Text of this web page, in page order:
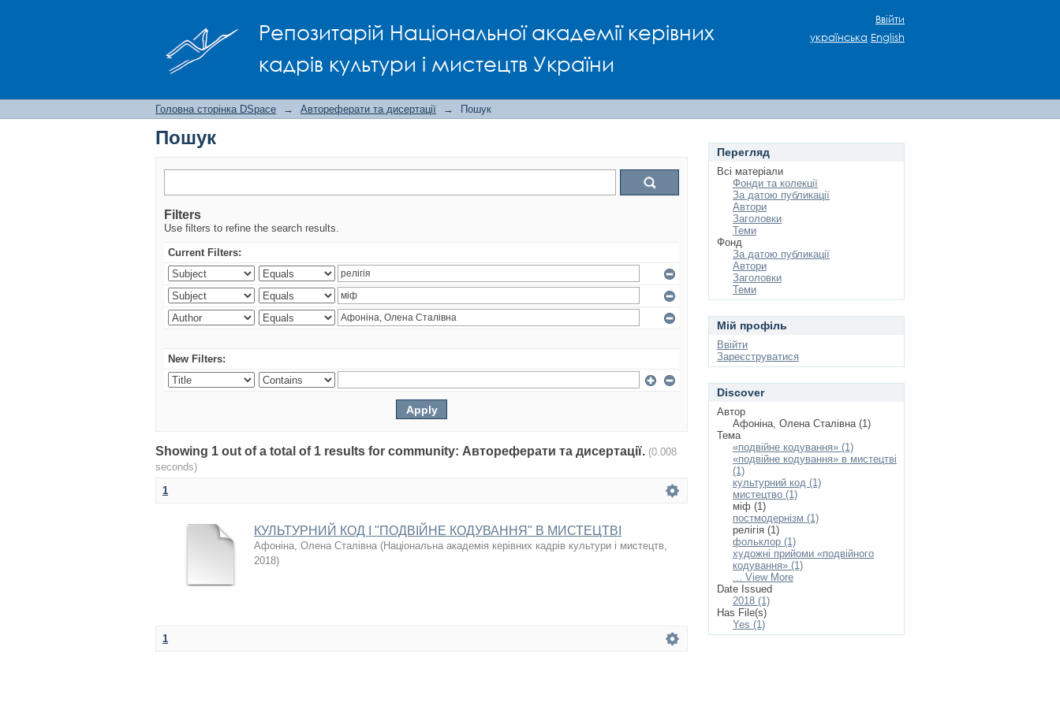
Репозитарій Національної академії керівних
кадрів культури і мистецтв України
Ввійти
українська English
Головна сторінка DSpace → Автореферати та дисертації → Пошук
Пошук
Filters
Use filters to refine the search results.
Current Filters:
New Filters:
Showing 1 out of a total of 1 results for community: Автореферати та дисертації. (0.008
seconds)
1
КУЛЬТУРНИЙ КОД І "ПОДВІЙНЕ КОДУВАННЯ" В МИСТЕЦТВІ
Афоніна, Олена Сталівна (Національна академія керівних кадрів культури і мистецтв,
2018)
1
Перегляд
Всі матеріали
Фонди та колекції
За датою публикації
Автори
Заголовки
Теми
Фонд
За датою публикації
Автори
Заголовки
Теми
Мій профіль
Ввійти
Зареєструватися
Discover
Автор
Афоніна, Олена Сталівна (1)
Тема
«подвійне кодування» (1)
«подвійне кодування» в мистецтві
(1)
культурний код (1)
мистецтво (1)
міф (1)
постмодернізм (1)
релігія (1)
фольклор (1)
художні прийоми «подвійного
кодування» (1)
... View More
Date Issued
2018 (1)
Has File(s)
Yes (1)